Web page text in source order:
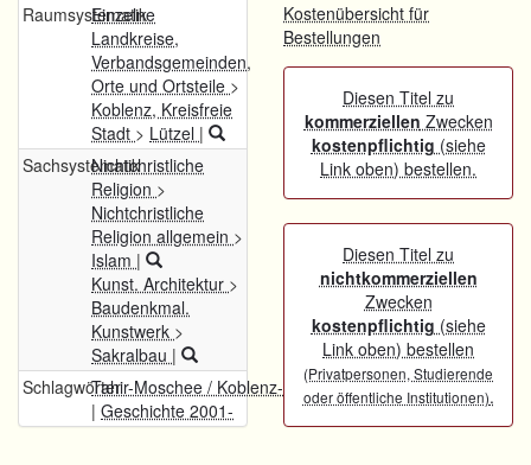
Raumsystematik
Einzelne
Landkreise,
Verbandsgemeinden,
Orte und Ortsteile >
Koblenz, Kreisfreie
Stadt > Lützel |
SachsystematikNichtchristliche
Religion >
Nichtchristliche
Religion allgemein >
Islam |
Kunst. Architektur >
Baudenkmal.
Kunstwerk >
Sakralbau |
SchlagwörterTahir-Moschee / Koblenz-Lützel
| Geschichte 2001-
Kostenübersicht für
Bestellungen
Diesen Titel zu
kommerziellen Zwecken
kostenpflichtig (siehe
Link oben) bestellen.
Diesen Titel zu
nichtkommerziellen
Zwecken
kostenpflichtig (siehe
Link oben) bestellen
(Privatpersonen, Studierende
oder öffentliche Institutionen).